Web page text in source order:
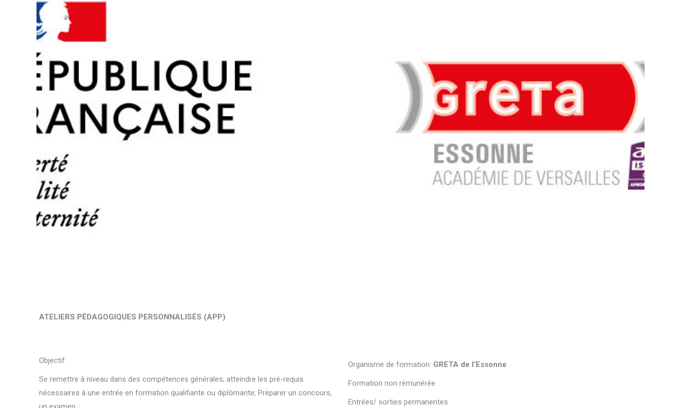
ATELIERS PÉDAGOGIQUES PERSONNALISÉS (APP)
Objectif:
Se remettre à niveau dans des compétences générales; atteindre les pré-requis
nécessaires à une entrée en formation qualifiante ou diplômante; Préparer un concours,
Organisme de formation: GRETA de l’Essonne
Formation non rémunérée
Entrées/ sorties permanentes